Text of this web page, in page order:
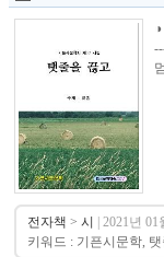
전자책 > 시 | 2021년
키워드 : 기픈시문학,